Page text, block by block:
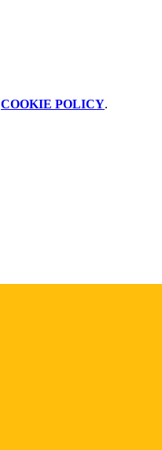
COOKIE POLICY.